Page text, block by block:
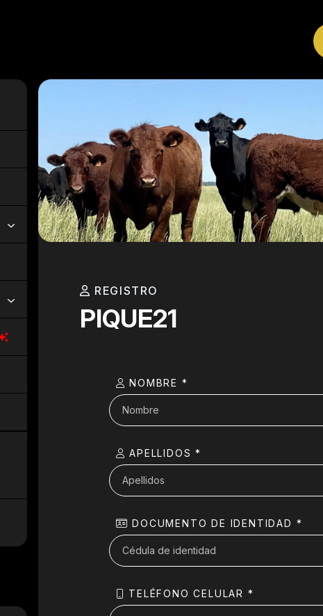
REGISTRO
PIQUE21
NOMBRE *
APELLIDOS *
DOCUMENTO DE IDENTIDAD *
TELÉFONO CELULAR *